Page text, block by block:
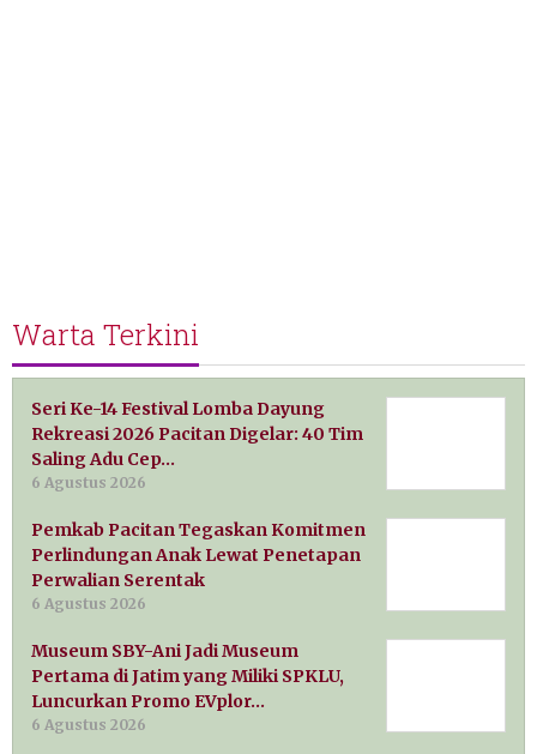
Warta Terkini
Seri Ke-14 Festival Lomba Dayung
Rekreasi 2026 Pacitan Digelar: 40 Tim
Saling Adu Cep…
6 Agustus 2026
Pemkab Pacitan Tegaskan Komitmen
Perlindungan Anak Lewat Penetapan
Perwalian Serentak
6 Agustus 2026
Museum SBY-Ani Jadi Museum
Pertama di Jatim yang Miliki SPKLU,
Luncurkan Promo EVplor…
6 Agustus 2026